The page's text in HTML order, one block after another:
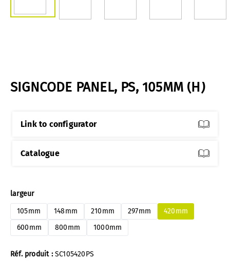
SIGNCODE PANEL, PS, 105MM (H)
Link to configurator
Catalogue
Réf. produit :SC105420PS
Sélectionnez
largeur
105mm
148mm 210mm 297mm
420mm
600mm
800mm 1000mm